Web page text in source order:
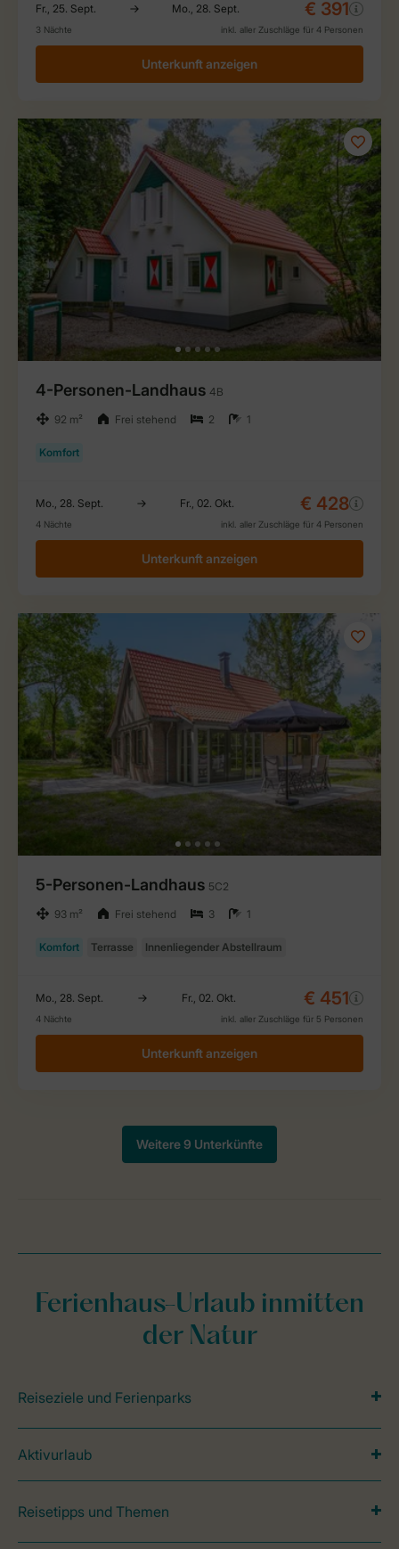
Ferienhaus-Urlaub inmitten
der Natur
Reiseziele und Ferienparks
Aktivurlaub
Reisetipps und Themen